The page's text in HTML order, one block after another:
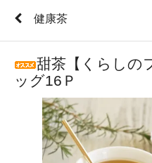
健康茶
甜茶【くらしの
ッグ16Ｐ